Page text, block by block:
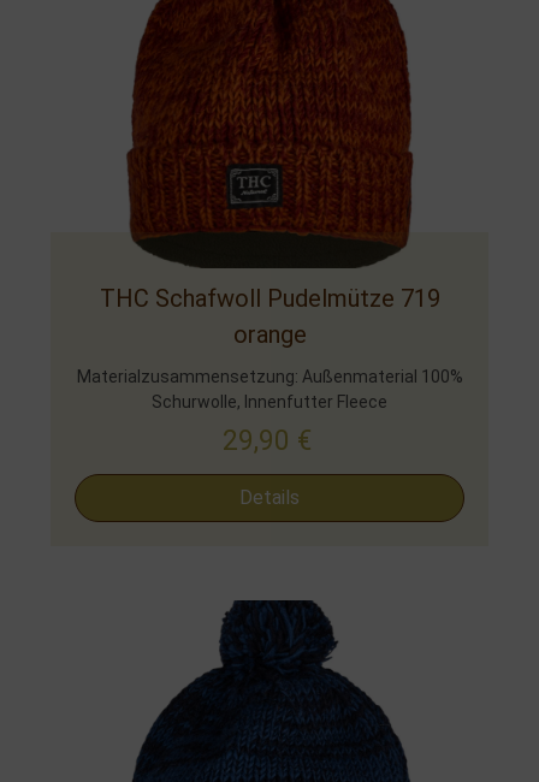
THC Schafwoll Pudelmütze 719
orange
Materialzusammensetzung: Außenmaterial 100%
Schurwolle, Innenfutter Fleece
29,90 €
Details